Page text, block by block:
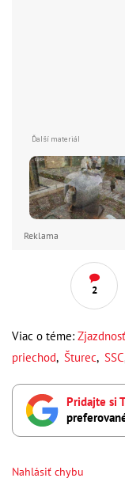
Reklama
2
Viac o téme: Zjazdnosť
priechod, Šturec, SSC
Pridajte si
Nahlásiť chybu